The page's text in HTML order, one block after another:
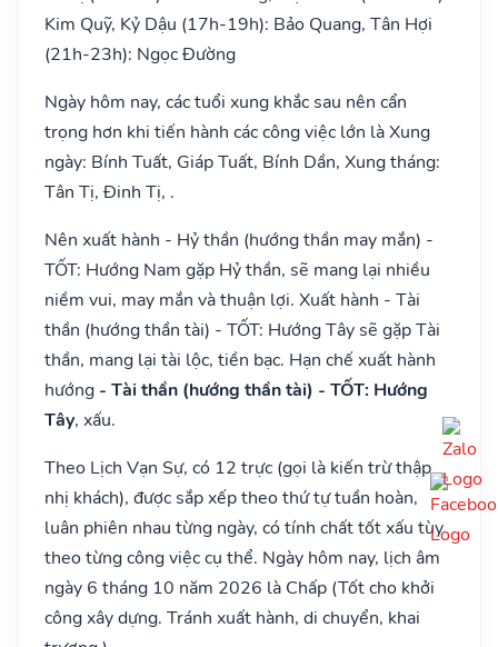
Kim Quỹ, Kỷ Dậu (17h-19h): Bảo Quang, Tân Hợi
(21h-23h): Ngọc Đường
Ngày hôm nay, các tuổi xung khắc sau nên cẩn
trọng hơn khi tiến hành các công việc lớn là Xung
ngày: Bính Tuất, Giáp Tuất, Bính Dần, Xung tháng:
Tân Tị, Đinh Tị, .
Nên xuất hành - Hỷ thần (hướng thần may mắn) -
TỐT: Hướng Nam gặp Hỷ thần, sẽ mang lại nhiều
niềm vui, may mắn và thuận lợi. Xuất hành - Tài
thần (hướng thần tài) - TỐT: Hướng Tây sẽ gặp Tài
thần, mang lại tài lộc, tiền bạc. Hạn chế xuất hành
hướng - Tài thần (hướng thần tài) - TỐT: Hướng
Tây, xấu.
Theo Lịch Vạn Sự, có 12 trực (gọi là kiến trừ thập
nhị khách), được sắp xếp theo thứ tự tuần hoàn,
luân phiên nhau từng ngày, có tính chất tốt xấu tùy
theo từng công việc cụ thể. Ngày hôm nay, lịch âm
ngày 6 tháng 10 năm 2026 là Chấp (Tốt cho khởi
công xây dựng. Tránh xuất hành, di chuyển, khai